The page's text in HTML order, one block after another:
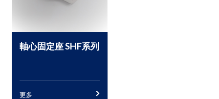
軸心固定座 SHF系列
更多